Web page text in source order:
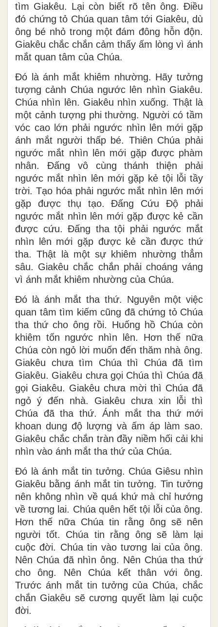
tìm Giakêu. Lại còn biết rõ tên ông. Điều
đó chứng tỏ Chúa quan tâm tới Giakêu, dù
ông bé nhỏ trong một đám đông hỗn độn.
Giakêu chắc chắn cảm thấy ấm lòng vì ánh
mắt quan tâm của Chúa.
Đó là ánh mắt khiêm nhường. Hãy tưởng
tượng cảnh Chúa ngước lên nhìn Giakêu.
Chúa nhìn lên. Giakêu nhìn xuống. Thật là
một cảnh tượng phi thường. Người có tầm
vóc cao lớn phải ngước nhìn lên mới gặp
ánh mắt người thấp bé. Thiên Chúa phải
ngước mắt nhìn lên mới gặp được phàm
nhân. Đấng vô cùng thánh thiện phải
ngước mắt nhìn lên mới gặp kẻ tội lỗi tầy
trời. Tạo hóa phải ngước mắt nhìn lên mới
gặp được thụ tạo. Đấng Cứu Độ phải
ngước mắt nhìn lên mới gặp được kẻ cần
được cứu. Đấng tha tội phải ngước mắt
nhìn lên mới gặp được kẻ cần được thứ
tha. Thật là một sự khiêm nhường thẳm
sâu. Giakêu chắc chắn phải choáng váng
vì ánh mắt khiêm nhường của Chúa.
Đó là ánh mắt tha thứ. Nguyên một việc
quan tâm tìm kiếm cũng đã chứng tỏ Chúa
tha thứ cho ông rồi. Huống hồ Chúa còn
khiêm tốn ngước nhìn lên. Hơn thế nữa
Chúa còn ngỏ lời muốn đến thăm nhà ông.
Giakêu chưa tìm Chúa thì Chúa đã tìm
Giakêu. Giakêu chưa gọi Chúa thì Chúa đã
gọi Giakêu. Giakêu chưa mời thì Chúa đã
ngỏ ý đến nhà. Giakêu chưa xin lỗi thì
Chúa đã tha thứ. Ánh mắt tha thứ mới
khoan dung độ lượng và ấm áp làm sao.
Giakêu chắc chắn tràn đầy niềm hối cải khi
nhìn vào ánh mắt tha thứ của Chúa.
Đó là ánh mắt tin tưởng. Chúa Giêsu nhìn
Giakêu bằng ánh mắt tin tưởng. Tin tưởng
nên không nhìn về quá khứ mà chỉ hướng
về tương lai. Chúa quên hết tội lỗi của ông.
Hơn thế nữa Chúa tin rằng ông sẽ nên
người tốt. Chúa tin rằng ông sẽ làm lại
cuộc đời. Chúa tin vào tương lai của ông.
Nên Chúa đã nhìn ông. Nên Chúa tha thứ
cho ông. Nên Chúa kết thân với ông.
Trước ánh mắt tin tưởng của Chúa, chắc
chắn Giakêu sẽ cương quyết làm lại cuộc
đời.